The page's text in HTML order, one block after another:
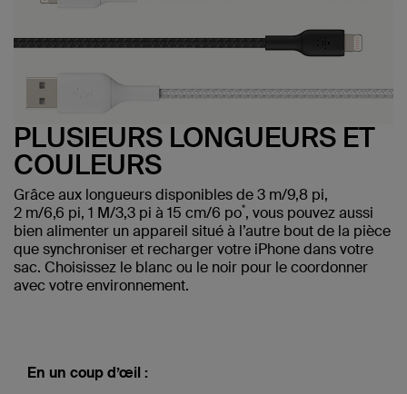
PLUSIEURS LONGUEURS ET
COULEURS
Grâce aux longueurs disponibles de 3 m/9,8 pi,
2 m/6,6 pi, 1 M/3,3 pi à 15 cm/6 po*, vous pouvez aussi
bien alimenter un appareil situé à l’autre bout de la pièce
que synchroniser et recharger votre iPhone dans votre
sac. Choisissez le blanc ou le noir pour le coordonner
avec votre environnement.
En un coup d’œil :